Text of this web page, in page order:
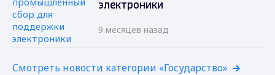
электроники
9 месяцев назад
Смотреть новости категории «Государство»